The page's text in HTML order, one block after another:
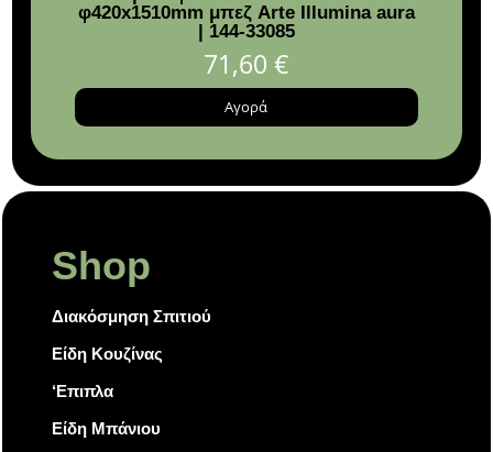
φ420x1510mm μπεζ Arte Illumina aura
| 144-33085
71,60 €
Αγορά
Shop
Διακόσμηση Σπιτιού
Είδη Κουζίνας
‘Επιπλα
Είδη Μπάνιου